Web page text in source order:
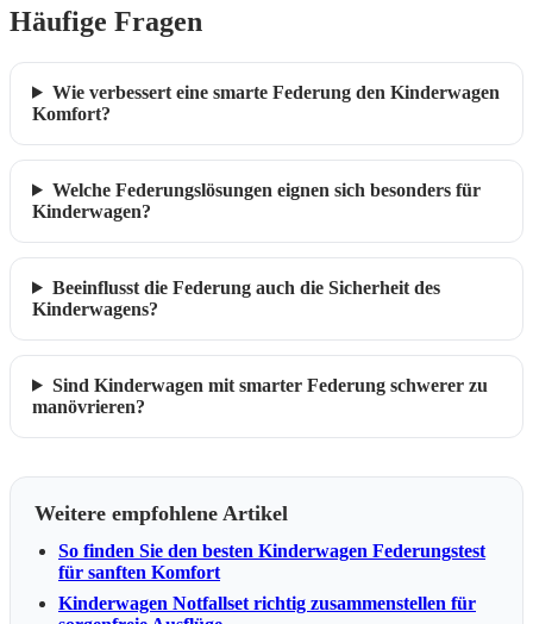
Häufige Fragen
Wie verbessert eine smarte Federung den Kinderwagen
Komfort?
Welche Federungslösungen eignen sich besonders für
Kinderwagen?
Beeinflusst die Federung auch die Sicherheit des
Kinderwagens?
Sind Kinderwagen mit smarter Federung schwerer zu
manövrieren?
Weitere empfohlene Artikel
So finden Sie den besten Kinderwagen Federungstest
für sanften Komfort
Kinderwagen Notfallset richtig zusammenstellen für